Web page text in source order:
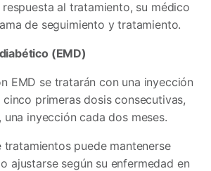
al tratamiento, su médico
de seguimiento y tratamiento.
(EMD)
EMD se tratarán con una inyección
cinco primeras dosis consecutivas,
inyección cada dos meses.
tratamientos puede mantenerse
ajustarse según su enfermedad en